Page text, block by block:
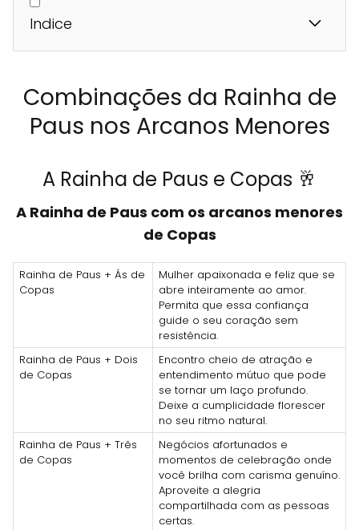
Indice
Combinações da Rainha de
Paus nos Arcanos Menores
A Rainha de Paus e Copas 🥂
A Rainha de Paus com os arcanos menores
de Copas
Rainha de Paus + Ás de
Copas
Mulher apaixonada e feliz que se
abre inteiramente ao amor.
Permita que essa confiança
guide o seu coração sem
resistência.
Rainha de Paus + Dois
de Copas
Encontro cheio de atração e
entendimento mútuo que pode
se tornar um laço profundo.
Deixe a cumplicidade florescer
no seu ritmo natural.
Rainha de Paus + Três
de Copas
Negócios afortunados e
momentos de celebração onde
você brilha com carisma genuíno.
Aproveite a alegria
compartilhada com as pessoas
certas.